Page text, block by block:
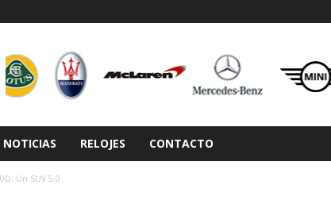
NOTICIAS RELOJES CONTACTO
Un SUV 5.0